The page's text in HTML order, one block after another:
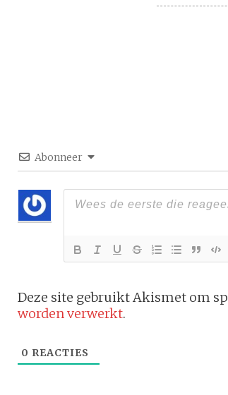
Abonneer
Deze site gebruikt Akismet om
worden verwerkt.
0 REACTIES